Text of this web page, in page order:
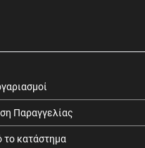
Παραγγελίας
το κατάστημα